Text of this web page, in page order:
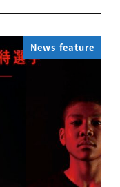
News feature